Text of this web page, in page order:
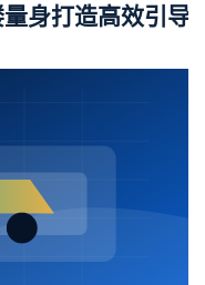
身打造高效引导